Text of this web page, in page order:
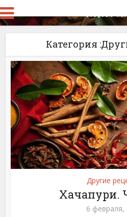
Категория
Другие
Хачапури.
6 февраля,